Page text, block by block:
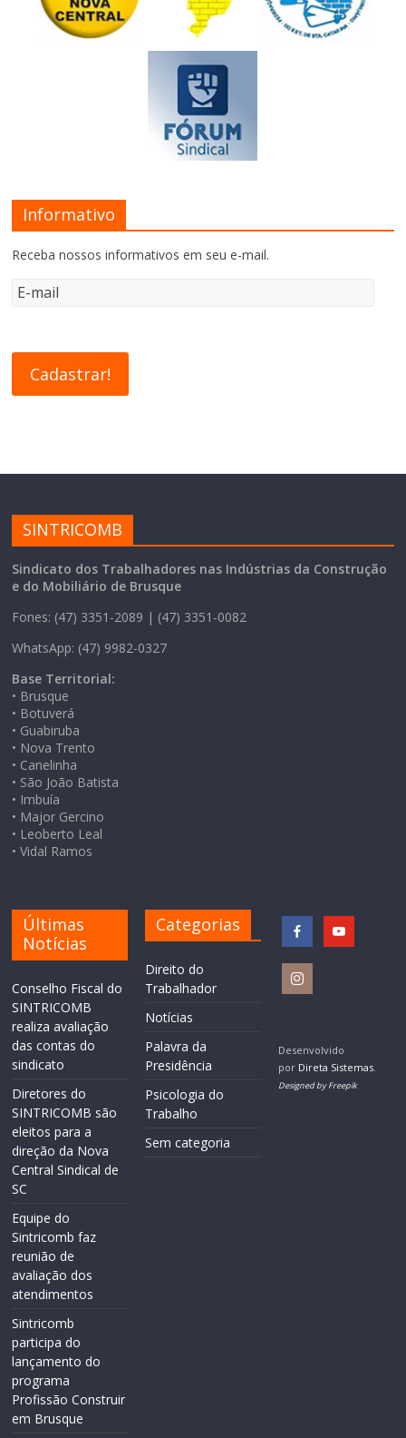
Informativo
Receba nossos informativos em seu e-mail.
SINTRICOMB
Sindicato dos Trabalhadores nas Indústrias da Construção
e do Mobiliário de Brusque
Fones: (47) 3351-2089 | (47) 3351-0082
WhatsApp: (47) 9982-0327
Base Territorial:
• Brusque
• Botuverá
• Guabiruba
• Nova Trento
• Canelinha
• São João Batista
• Imbuía
• Major Gercino
• Leoberto Leal
• Vidal Ramos
Últimas
Notícias
Conselho Fiscal do
SINTRICOMB
realiza avaliação
das contas do
sindicato
Diretores do
SINTRICOMB são
eleitos para a
direção da Nova
Central Sindical de
SC
Equipe do
Sintricomb faz
reunião de
avaliação dos
atendimentos
Sintricomb
participa do
lançamento do
programa
Profissão Construir
em Brusque
Categorias
Direito do
Trabalhador
Notícias
Palavra da
Presidência
Psicologia do
Trabalho
Sem categoria
Desenvolvido
por Direta Sistemas.
Designed by Freepik